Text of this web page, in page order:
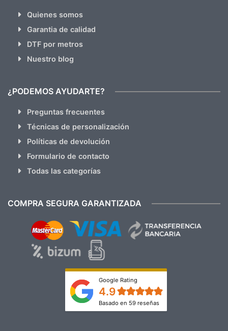
Quienes somos
Garantia de calidad
DTF por metros
Nuestro blog
¿PODEMOS AYUDARTE?
Preguntas frecuentes
Técnicas de personalización
Políticas de devolución
Formulario de contacto
Todas las categorías
COMPRA SEGURA GARANTIZADA
Google Rating
4.9
Basado en 59 reseñas